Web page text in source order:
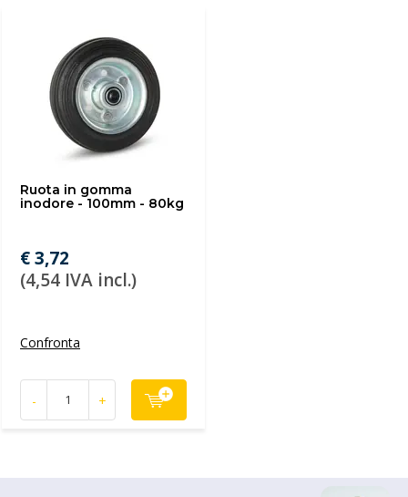
Ruota in gomma
inodore - 100mm - 80kg
€ 3,72
(4,54 IVA incl.)
Confronta
- +